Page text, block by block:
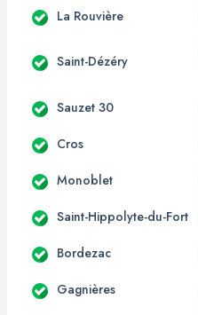
La Rouvière
Saint-Dézéry
Sauzet 30
Cros
Monoblet
Saint-Hippolyte-du-Fort
Bordezac
Gagnières